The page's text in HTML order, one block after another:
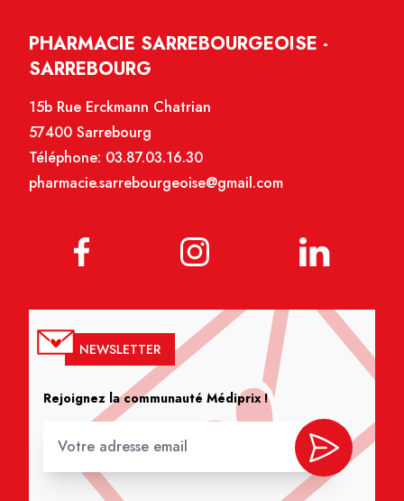
PHARMACIE SARREBOURGEOISE -
SARREBOURG
15b Rue Erckmann Chatrian
57400 Sarrebourg
Téléphone: 03.87.03.16.30
pharmacie.sarrebourgeoise@gmail.com
NEWSLETTER
Rejoignez la communauté Médiprix !